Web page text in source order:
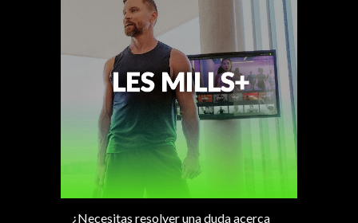
¿Necesitas resolver una duda acerca